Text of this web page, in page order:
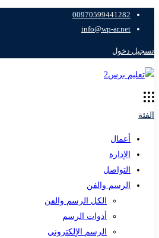
00970599441282
info@wp-ar.net
تسجيل دخول
الفئة
أعمال
الإدارة
التواصل
الرسم والفن
الكل الرسم والفن
أدوات الرسم
الرسم الإلكتروني